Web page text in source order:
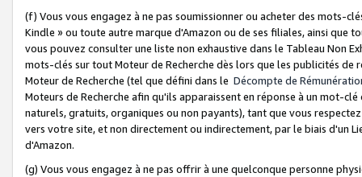
(f) Vous vous engagez à ne pas soumissionner ou acheter des mots-
Kindle » ou toute autre marque d'Amazon ou de ses filiales, ainsi que
vous pouvez consulter une liste non exhaustive dans le Tableau Non
mots-clés sur tout Moteur de Recherche dès lors que les publicités de
Moteur de Recherche (tel que défini dans le Décompte de
Moteurs de Recherche afin qu'ils apparaissent en réponse à un mot-
naturels, gratuits, organiques ou non payants), tant que vous
vers votre site, et non directement ou indirectement, par le biais d'un
d'Amazon.
(g) Vous vous engagez à ne pas offrir à une quelconque personne